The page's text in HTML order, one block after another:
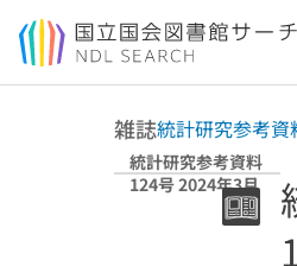
本文へ移動
雑誌統計研究参考資
統計研究参考資料
124号 2024年3月